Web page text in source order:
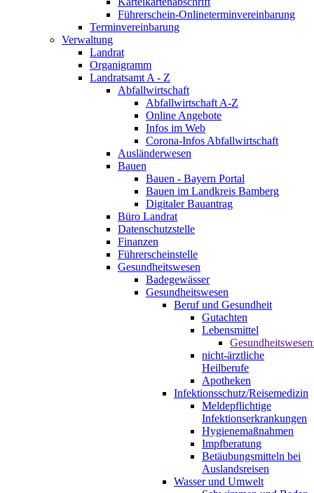
Führerschein-Onlineterminvereinbarung
Terminvereinbarung
Verwaltung
Landrat
Organigramm
Landratsamt A - Z
Abfallwirtschaft
Abfallwirtschaft A-Z
Online Angebote
Infos im Web
Corona-Infos Abfallwirtschaft
Ausländerwesen
Bauen
Bauen - Bayern Portal
Bauen im Landkreis Bamberg
Digitaler Bauantrag
Büro Landrat
Datenschutzstelle
Finanzen
Führerscheinstelle
Gesundheitswesen
Badegewässer
Gesundheitswesen
Beruf und Gesundheit
Gutachten
Lebensmittel
nicht-ärztliche
Heilberufe
Apotheken
Infektionsschutz/Reisemedizin
Meldepflichtige
Infektionserkrankungen
Hygienemaßnahmen
Impfberatung
Betäubungsmitteln bei
Auslandsreisen
Wasser und Umwelt